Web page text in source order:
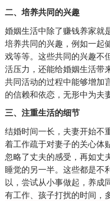
二、培养共同的兴趣
婚姻生活中除了赚钱养家就
培养共同的兴趣，例如一起
戏等等。这些共同的兴趣不
活压力，还能给婚姻生活带
共同活动的过程中能够增加
的信赖和依恋，无形中为夫
三、注重生活的细节
结婚时间一长，夫妻开始不
着工作疏于对妻子的关心体
忽略了丈夫的感受，再如丈
睡觉的另一半。这些都是不
以，尝试从小事做起，养成
有工作、孩子打扰的时间，